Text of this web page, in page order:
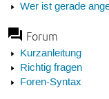
Wer ist gerade
Forum
Kurzanleitung
Richtig fragen
Foren-Syntax